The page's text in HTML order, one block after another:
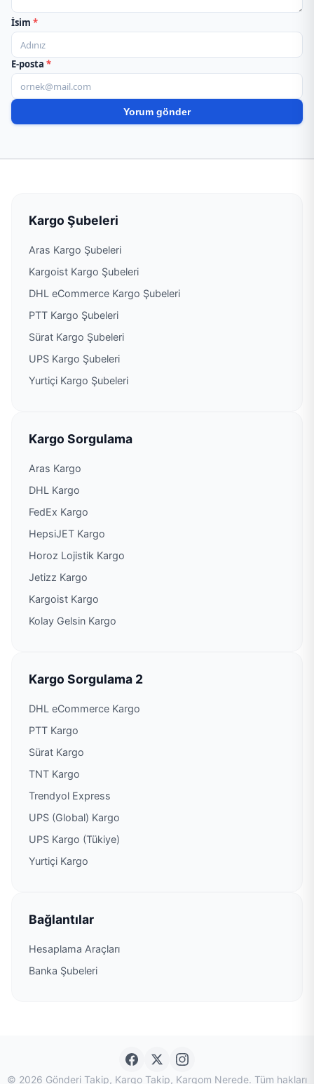
İsim *
E-posta *
Kargo Şubeleri
Aras Kargo Şubeleri
Kargoist Kargo Şubeleri
DHL eCommerce Kargo Şubeleri
PTT Kargo Şubeleri
Sürat Kargo Şubeleri
UPS Kargo Şubeleri
Yurtiçi Kargo Şubeleri
Kargo Sorgulama
Aras Kargo
DHL Kargo
FedEx Kargo
HepsiJET Kargo
Horoz Lojistik Kargo
Jetizz Kargo
Kargoist Kargo
Kolay Gelsin Kargo
Kargo Sorgulama 2
DHL eCommerce Kargo
PTT Kargo
Sürat Kargo
TNT Kargo
Trendyol Express
UPS (Global) Kargo
UPS Kargo (Tükiye)
Yurtiçi Kargo
Bağlantılar
Hesaplama Araçları
Banka Şubeleri
© 2026 Gönderi Takip, Kargo Takip, Kargom Nerede. Tüm hakları